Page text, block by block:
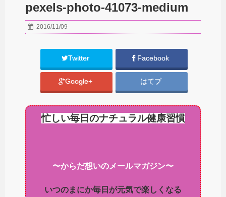
pexels-photo-41073-medium
2016/11/09
Twitter Facebook
Google+ はてブ
忙しい毎日のナチュラル健康習慣
〜からだ想いのメールマガジン〜
いつのまにか毎日が元気で楽しくなる